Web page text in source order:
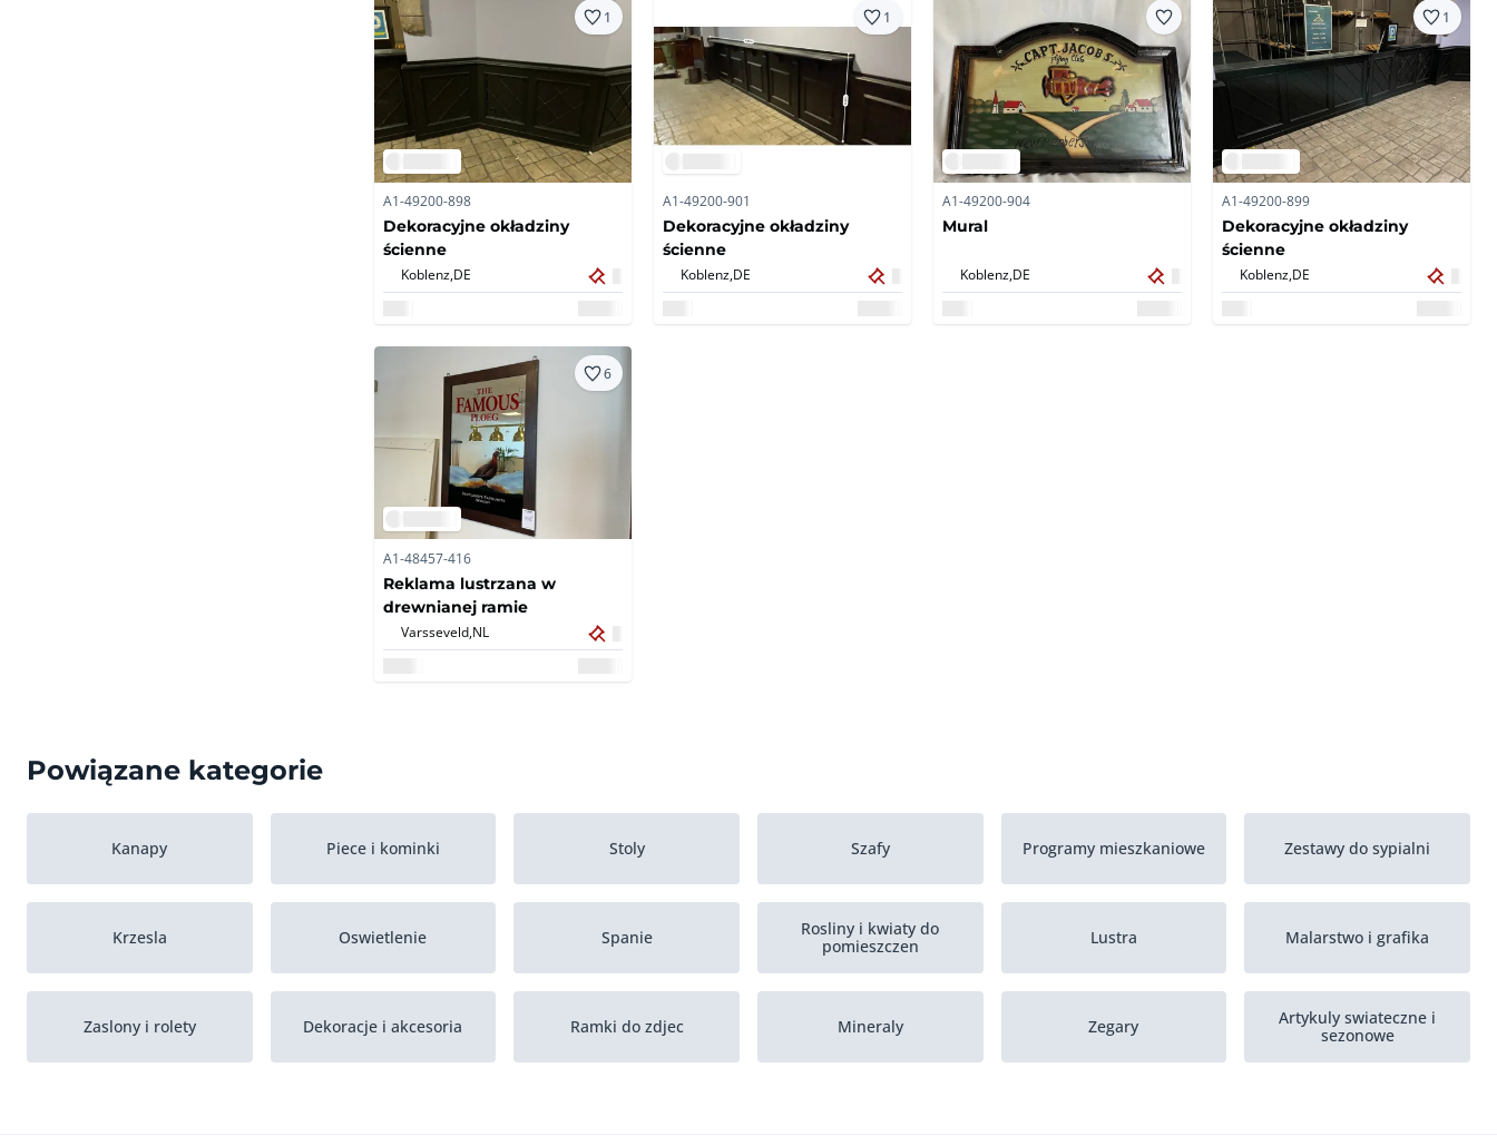
1
A1-49200-898
Dekoracyjne okładziny
ścienne
Koblenz,DE
1
A1-49200-901
Dekoracyjne okładziny
ścienne
Koblenz,DE
A1-49200-904
Mural
Koblenz,DE
1
A1-49200-899
Dekoracyjne okładziny
ścienne
Koblenz,DE
6
A1-48457-416
Reklama lustrzana w
drewnianej ramie
Varsseveld, NL
Powiązane kategorie
Kanapy Piece i kominki Stoly Szafy Programy mieszkaniowe Zestawy do sypialni
Krzesla Oswietlenie Spanie
Rosliny i kwiaty do
pomieszczen
Lustra Malarstwo i grafika
Zaslony i rolety Dekoracje i akcesoria Ramki do zdjec Mineraly Zegary
Artykuly swiateczne i
sezonowe